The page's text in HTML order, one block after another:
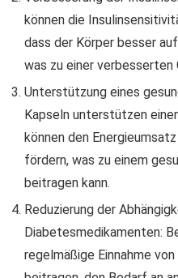
können die
dass der Körper besser
was zu einer verbesserten
Unterstützung eines
Kapseln unterstützen
können den
fördern, was zu einem
beitragen kann.
Reduzierung der
Diabetesmedikamenten:
regelmäßige Einnahme